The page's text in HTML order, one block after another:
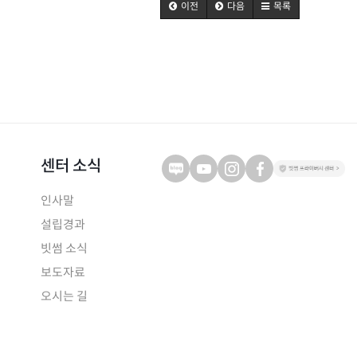
이전 다음 목록
센터 소식
인사말
설립경과
빗썸 소식
보도자료
오시는 길